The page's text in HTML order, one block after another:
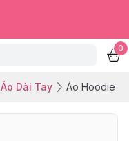
0
Áo Dài Tay Áo Hoodie